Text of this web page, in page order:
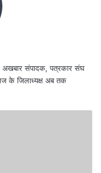
संपादक, पत्रकार संघ
के जिलाध्यक्ष अब तक